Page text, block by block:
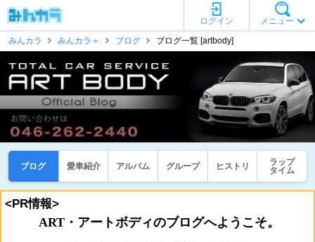
メニュー
ログイン
みんカラ
みんカラ＋ ブログ ブログ一覧 [artbody]
ブログ 愛車紹介 アルバム グループ ヒストリ
ラップ
タイム
<PR情報>
ART・アートボディのブログへようこそ。